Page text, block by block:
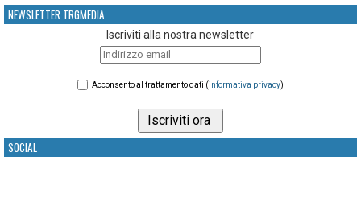
NEWSLETTER TRGMEDIA
Iscriviti alla nostra newsletter
Acconsento al trattamento dati (informativa privacy)
SOCIAL